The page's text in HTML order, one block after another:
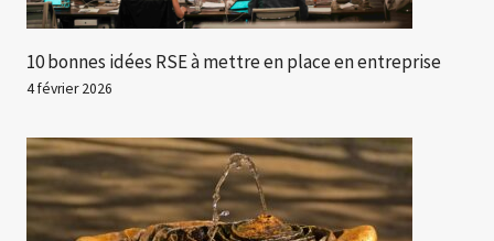
10 bonnes idées RSE à mettre en place en entreprise
4 février 2026